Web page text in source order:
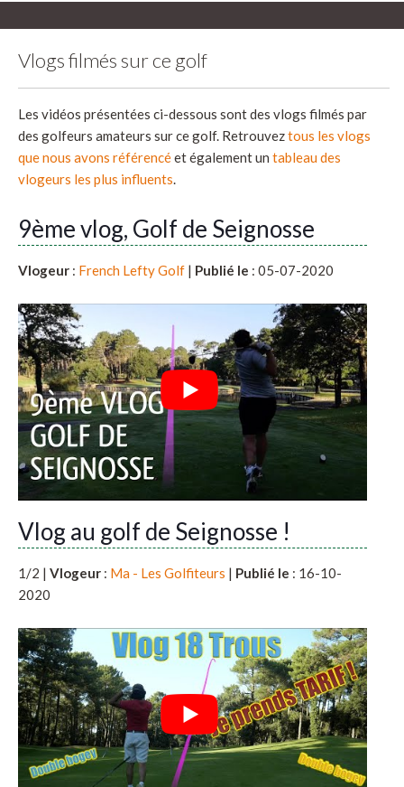
Vlogs filmés sur ce golf
Les vidéos présentées ci-dessous sont des vlogs filmés par
des golfeurs amateurs sur ce golf. Retrouveztous les vlogs
que nous avons référencéet également un tableau des
vlogeurs les plus influents.
9ème vlog, Golf de Seignosse
Vlogeur : French Lefty Golf | Publié le : 05-07-2020
Vlog au golf de Seignosse !
1/2 | Vlogeur : Ma - Les Golfiteurs | Publié le : 16-10-
2020